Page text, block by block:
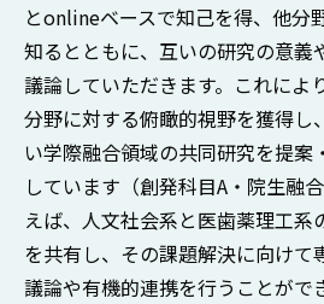
とonlineベースで知己を得、他分
知るとともに、互いの研究の意義
議論していただきます。これによ
分野に対する俯瞰的視野を獲得し
い学際融合領域の共同研究を提案
しています（創発科目A・院生融
えば、人文社会系と医歯薬理工系
を共有し、その課題解決に向けて
議論や有機的連携を行うことがで